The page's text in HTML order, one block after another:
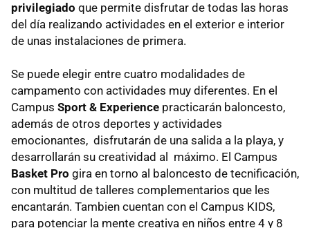
privilegiado que permite disfrutar de todas las horas
del día realizando actividades en el exterior e interior
de unas instalaciones de primera.
Se puede elegir entre cuatro modalidades de
campamento con actividades muy diferentes. En el
Campus Sport & Experience practicarán baloncesto,
además de otros deportes y actividades
emocionantes, disfrutarán de una salida a la playa, y
desarrollarán su creatividad al máximo. El Campus
Basket Pro gira en torno al baloncesto de tecnificación,
con multitud de talleres complementarios que les
encantarán. Tambien cuentan con el Campus KIDS,
para potenciar la mente creativa en niños entre 4 y 8